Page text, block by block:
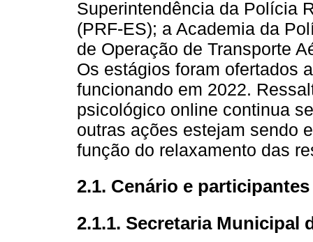
Superintendência da Polícia
(PRF-ES); a Academia da
de Operação de Transporte
Os estágios foram ofertados
funcionando em 2022.
psicológico online continua
outras ações estejam sendo
função do relaxamento das
2.1. Cenário e participantes
2.1.1. Secretaria Municipal